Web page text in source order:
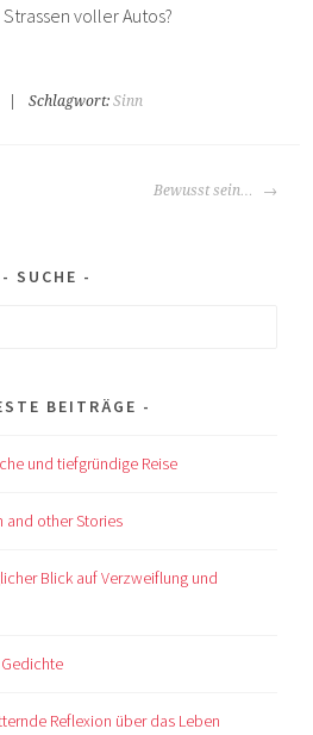
voller Autos?
Schlagwort:Sinn
Bewusst sein…
SUCHE
BEITRÄGE
und tiefgründige Reise
and other Stories
Blick auf Verzweiflung und
Reflexion über das Leben